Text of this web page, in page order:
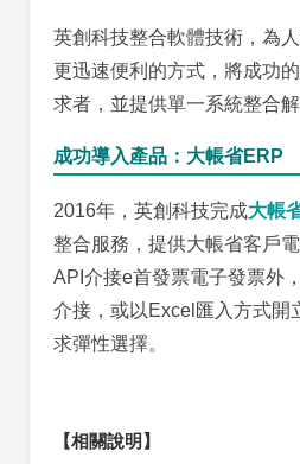
英創科技整合軟體技術，為
更迅速便利的方式，將成功
求者，並提供單一系統整合解
成功導入產品：大帳省ERP
2016年，英創科技完成大帳
整合服務，提供大帳省客戶
API介接e首發票電子發票外
介接，或以Excel匯入方式開
求彈性選擇。
【相關說明】